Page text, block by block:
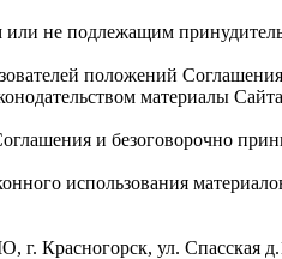
не подлежащим
положений
материалы
и безоговорочно
использования
Красногорск, ул. Спасская